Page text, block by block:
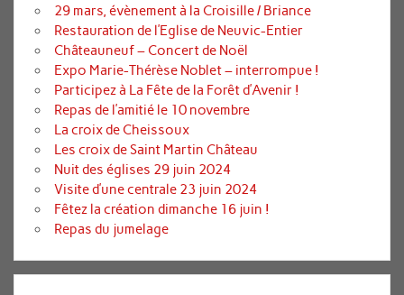
29 mars, évènement à la Croisille / Briance
Restauration de l’Eglise de Neuvic-Entier
Châteauneuf – Concert de Noël
Expo Marie-Thérèse Noblet – interrompue !
Participez à La Fête de la Forêt d’Avenir !
Repas de l’amitié le 10 novembre
La croix de Cheissoux
Les croix de Saint Martin Château
Nuit des églises 29 juin 2024
Visite d’une centrale 23 juin 2024
Fêtez la création dimanche 16 juin !
Repas du jumelage